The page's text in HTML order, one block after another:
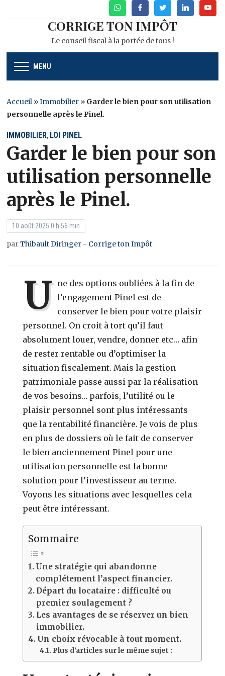
WhatsAppFacebookTwitterLinkedin
CORRIGE TON IMPÔT
Le conseil fiscal à la portée de tous !
MENU
Accueil »Immobilier » Garder le bien pour son utilisation
personnelle après le Pinel.
IMMOBILIER, LOI PINEL
Garder le bien pour son
utilisation personnelle
après le Pinel.
10 août 2025 0 h 56 min
parThibault Diringer - Corrige ton Impôt
U ne des options oubliées à la fin de
l’engagement Pinel est de
conserver le bien pour votre plaisir
personnel. On croit à tort qu’il faut
absolument louer, vendre, donner etc… afin
de rester rentable ou d’optimiser la
situation fiscalement. Mais la gestion
patrimoniale passe aussi par la réalisation
de vos besoins… parfois, l’utilité ou le
plaisir personnel sont plus intéressants
que la rentabilité financière. Je vois de plus
en plus de dossiers où le fait de conserver
le bien anciennement Pinel pour une
utilisation personnelle est la bonne
solution pour l’investisseur au terme.
Voyons les situations avec lesquelles cela
peut être intéressant.
Sommaire
Une stratégie qui abandonne
complétement l’aspect financier.
Départ du locataire : difficulté ou
premier soulagement ?
Les avantages de se réserver un bien
immobilier.
Un choix révocable à tout moment.
Plus d’articles sur le même sujet :